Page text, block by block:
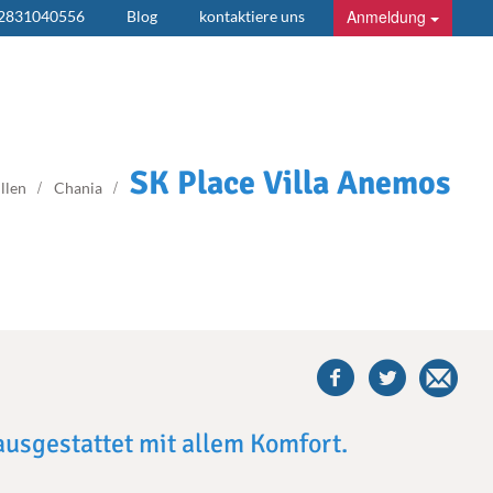
Blog kontaktiere uns Anmeldung
Chania SK Place Villa Anemos
this
villa
mit allem Komfort.